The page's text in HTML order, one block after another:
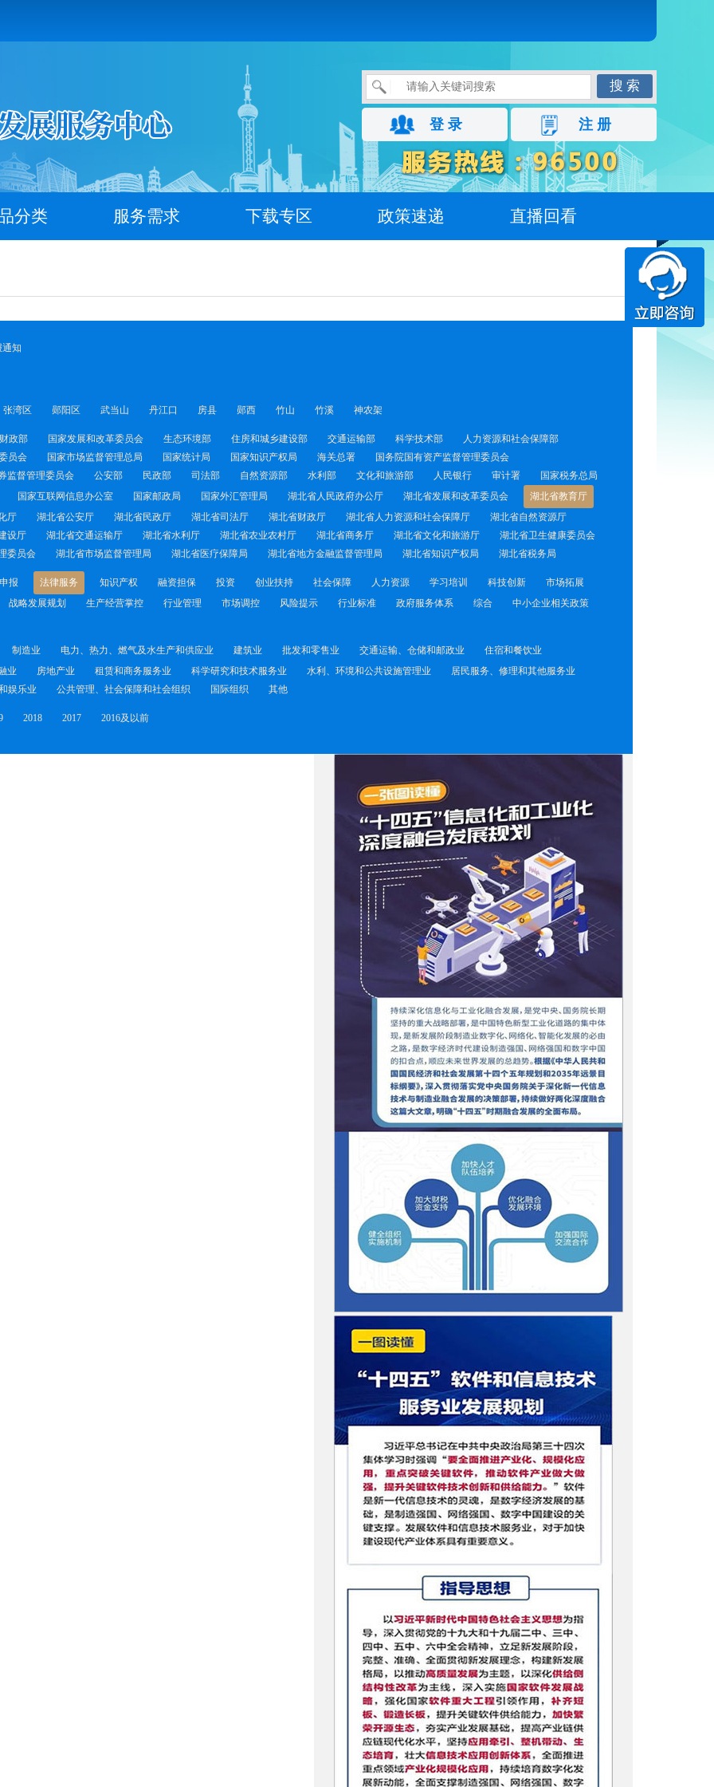
搜 索
登 录 注 册
分类 服务需求 下载专区 政策速递 直播回看
通知
张湾区 郧阳区 武当山 丹江口 房县 郧西 竹山 竹溪 神农架
财政部 国家发展和改革委员会 生态环境部 住房和城乡建设部 交通运输部 科学技术部
人力资源和社会保障部
员会 国家市场监督管理总局 国家统计局 国家知识产权局 海关总署
国务院国有资产监督管理委员会
监督管理委员会 公安部 民政部 司法部 自然资源部 水利部 文化和旅游部 人民银行 审计署
国家税务总局
国家互联网信息办公室 国家邮政局 国家外汇管理局 湖北省人民政府办公厅 湖北省发展和改革委员会
湖北省教育厅
厅 湖北省公安厅 湖北省民政厅 湖北省司法厅 湖北省财政厅 湖北省人力资源和社会保障厅
湖北省自然资源厅
设厅 湖北省交通运输厅 湖北省水利厅 湖北省农业农村厅 湖北省商务厅 湖北省文化和旅游厅
湖北省卫生健康委员会
委员会 湖北省市场监督管理局 湖北省医疗保障局 湖北省地方金融监督管理局 湖北省知识产权局 湖北省税务局
报 法律服务 知识产权 融资担保 投资 创业扶持 社会保障 人力资源 学习培训 科技创新
市场拓展
战略发展规划 生产经营掌控 行业管理 市场调控 风险提示 行业标准 政府服务体系 综合
中小企业相关政策
制造业 电力、热力、燃气及水生产和供应业 建筑业 批发和零售业 交通运输、仓储和邮政业
住宿和餐饮业
业 房地产业 租赁和商务服务业 科学研究和技术服务业 水利、环境和公共设施管理业
居民服务、修理和其他服务业
娱乐业 公共管理、社会保障和社会组织 国际组织 其他
2018 2017 2016及以前